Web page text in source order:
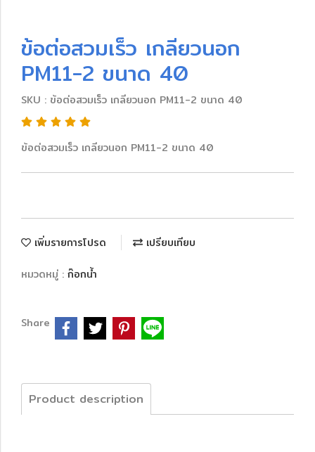
ข้อต่อสวมเร็ว เกลียวนอก
PM11-2 ขนาด 40
SKU : ข้อต่อสวมเร็ว เกลียวนอก PM11-2 ขนาด 40
ข้อต่อสวมเร็ว เกลียวนอก PM11-2 ขนาด 40
เพิ่มรายการโปรด เปรียบเทียบ
หมวดหมู่ : ก๊อกน้ำ
Share
Product description